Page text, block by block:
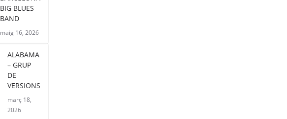
BIG BLUES
BAND
maig 16, 2026
ALABAMA
– GRUP
DE
VERSIONS
març 18,
2026